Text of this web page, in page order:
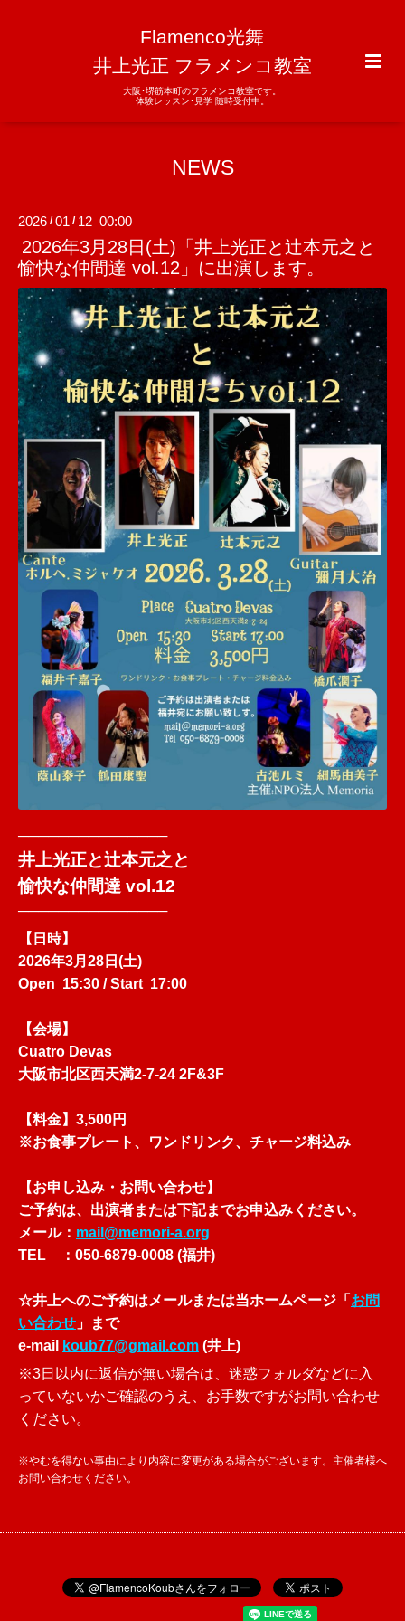
Flamenco光舞
井上光正 フラメンコ教室
大阪･堺筋本町のフラメンコ教室です。
体験レッスン･見学 随時受付中。
NEWS
2026 /01 / 12 00:00
2026年3月28日(土)「井上光正と辻本元之と
愉快な仲間達 vol.12」に出演します。
───────────────
井上光正と辻本元之と
愉快な仲間達 vol.12
───────────────
【日時】
2026年3月28日(土)
Open 15:30 / Start 17:00
【会場】
Cuatro Devas
大阪市北区西天満2-7-24 2F&3F
【料金】3,500円
※お食事プレート、ワンドリンク、チャージ料込み
【お申し込み・お問い合わせ】
ご予約は、出演者または下記までお申込みください。
メール： mail@memori-a.org
TEL ：050-6879-0008 (福井)
☆井上へのご予約はメールまたは当ホームページ「 お問
い合わせ 」まで
e-mail
koub77@gmail.com (井上)
※3日以内に返信が無い場合は、迷惑フォルダなどに入
っていないかご確認のうえ、お手数ですがお問い合わせ
ください。
※やむを得ない事由により内容に変更がある場合がございます。主催者様へ
お問い合わせください。